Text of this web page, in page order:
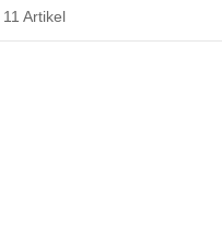
11 Artikel